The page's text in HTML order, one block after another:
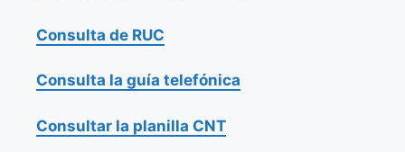
Consulta de RUC
Consulta la guía telefónica
Consultar la planilla CNT